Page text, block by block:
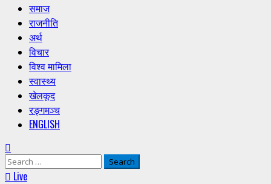
Menuसमाज
राजनीति
अर्थ
विचार
विश्व मामिला
स्वास्थ्य
खेलकूद
रङ्गमञ्च
ENGLISH
Search
for:Live